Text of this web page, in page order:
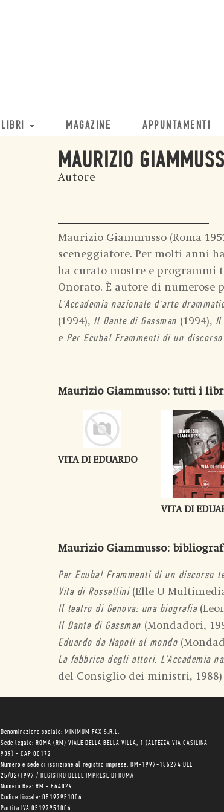
LIBRI MAGAZINE APPUNTAMENTI
MAURIZIO
Autore
Maurizio Giammusso (Roma
sceneggiatore. Per molti anni
ha curato mostre e programmi
Onorato. È autore di numerose
L'Accademia nazionale d'arte
(1994), Il Dante di Gassman (1994), Il
e Per Ecuba! Frammenti di un
Maurizio Giammusso: tutti i
VITA DI EDUARDO
VITA DI
Maurizio Giammusso:
Per Ecuba! Frammenti di un discorso
Vita di Rossellini(Elle U
Il teatro di Genova: una biografia
Il Dante di Gassman (Mondadori,
Eduardo da Napoli al mondo
La fabbrica degli attori. L'Accademia
del Consiglio dei ministri, 1988)
Denominazione sociale: MINIMUM FAX S.R.L.
Sede legale: ROMA (RM) VIALE DELLA BELLA VILLA, 1 (ALTEZZA VIA CASILINA
939) - CAP 00172
Numero e sede di iscrizione al registro imprese: RM-1997-155274 DEL
25/02/1997 / REGISTRO DELLE IMPRESE DI ROMA
Numero Rea: RM - 864029
Codice fiscale: 05197951006
Partita IVA 05197951006